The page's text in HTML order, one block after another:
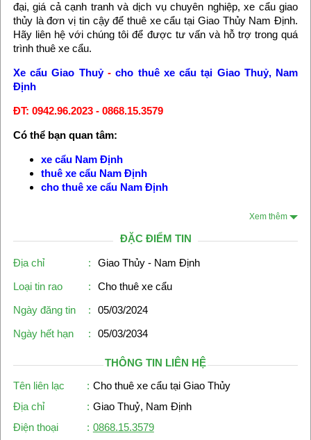
đại, giá cả cạnh tranh và dịch vụ chuyên nghiệp, xe cẩu giao
thủy là đơn vị tin cậy để thuê xe cẩu tại Giao Thủy Nam Định.
Hãy liên hệ với chúng tôi để được tư vấn và hỗ trợ trong quá
trình thuê xe cẩu.
Xe cẩu Giao Thuỷ-cho thuê xe cẩu tại Giao Thuỷ, Nam
Định
ĐT: 0942.96.2023 - 0868.15.3579
Có thể bạn quan tâm:
xe cẩu Nam Định
thuê xe cẩu Nam Định
cho thuê xe cẩu Nam Định
Xem thêm
ĐẶC ĐIỂM TIN
Địa chỉ :
Giao Thủy - Nam Định
Loại tin rao
:
Cho thuê xe cẩu
Ngày đăng tin
:
05/03/2024
Ngày hết hạn
: 05/03/2034
THÔNG TIN LIÊN HỆ
Tên liên lạc
: Cho thuê xe cẩu tại Giao Thủy
Địa chỉ
: Giao Thuỷ, Nam Định
Điện thoại
: 0868.15.3579